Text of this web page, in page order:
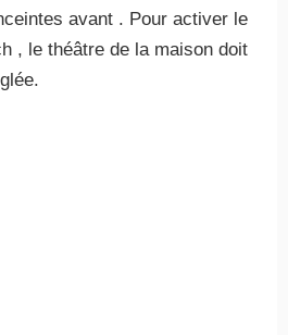
avant . Pour activer le
, le théâtre de la maison doit